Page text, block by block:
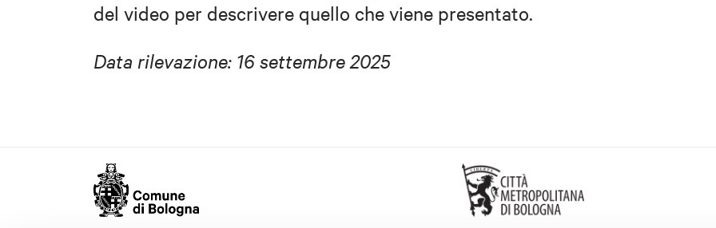
del video per descrivere quello che viene presentato.
Data rilevazione: 16 settembre 2025